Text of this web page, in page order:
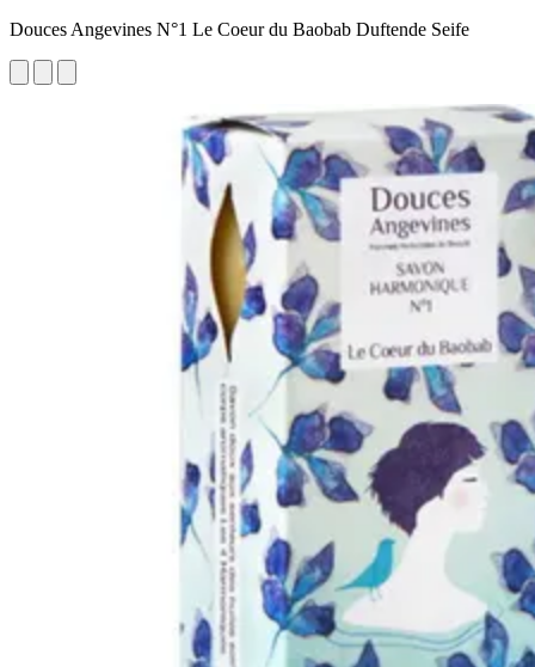
Douces Angevines N°1 Le Coeur du Baobab Duftende Seife